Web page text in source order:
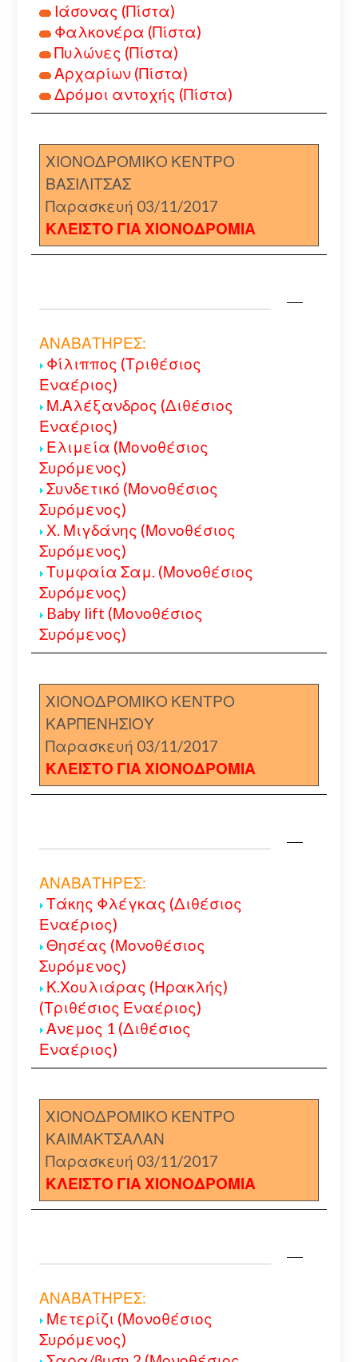
Ιάσονας (Πίστα)
Φαλκονέρα (Πίστα)
Πυλώνες (Πίστα)
Αρχαρίων (Πίστα)
Δρόμοι αντοχής (Πίστα)
ΧΙΟΝΟΔΡΟΜΙΚΟ ΚΕΝΤΡΟ
ΒΑΣΙΛΙΤΣΑΣ
Παρασκευή 03/11/2017
ΚΛΕΙΣΤΟ ΓΙΑ ΧΙΟΝΟΔΡΟΜΙΑ
ΑΝΑΒΑΤΗΡΕΣ:
Φίλιππος (Τριθέσιος
Εναέριος)
Μ.Αλέξανδρος (Διθέσιος
Εναέριος)
Ελιμεία (Μονοθέσιος
Συρόμενος)
Συνδετικό (Μονοθέσιος
Συρόμενος)
Χ. Μιγδάνης (Μονοθέσιος
Συρόμενος)
Τυμφαία Σαμ. (Μονοθέσιος
Συρόμενος)
Baby lift (Μονοθέσιος
Συρόμενος)
ΧΙΟΝΟΔΡΟΜΙΚΟ ΚΕΝΤΡΟ
ΚΑΡΠΕΝΗΣΙΟΥ
Παρασκευή 03/11/2017
ΚΛΕΙΣΤΟ ΓΙΑ ΧΙΟΝΟΔΡΟΜΙΑ
ΑΝΑΒΑΤΗΡΕΣ:
Τάκης Φλέγκας (Διθέσιος
Εναέριος)
Θησέας (Μονοθέσιος
Συρόμενος)
Κ.Χουλιάρας (Ηρακλής)
(Τριθέσιος Εναέριος)
Ανεμος 1 (Διθέσιος
Εναέριος)
ΧΙΟΝΟΔΡΟΜΙΚΟ ΚΕΝΤΡΟ
ΚΑΙΜΑΚΤΣΑΛΑΝ
Παρασκευή 03/11/2017
ΚΛΕΙΣΤΟ ΓΙΑ ΧΙΟΝΟΔΡΟΜΙΑ
ΑΝΑΒΑΤΗΡΕΣ:
Μετερίζι (Μονοθέσιος
Συρόμενος)